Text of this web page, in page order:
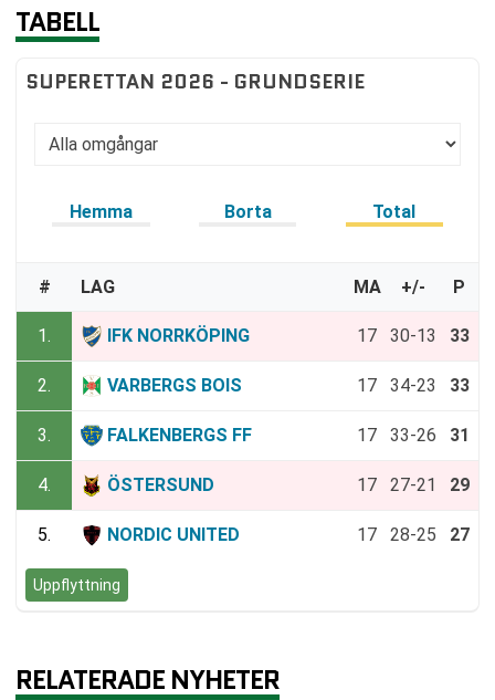
TABELL
SUPERETTAN 2026 - GRUNDSERIE
Hemma Borta Total
# LAG MA +/- P
1. IFK NORRKÖPING 17 30-13 33
2. VARBERGS BOIS 17 34-23 33
3. FALKENBERGS FF 17 33-26 31
4. ÖSTERSUND 17 27-21 29
5. NORDIC UNITED 17 28-25 27
Uppflyttning
RELATERADE NYHETER